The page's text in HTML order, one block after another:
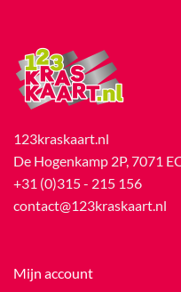
123kraskaart.nl
De Hogenkamp 2P, 7071
+31 (0)315 - 215 156
contact@123kraskaart.nl
Mijn account